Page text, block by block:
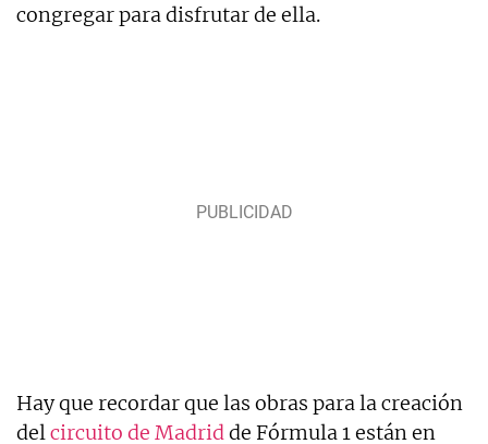
congregar para disfrutar de ella.
Hay que recordar que las obras para la creación
delcircuito de Madridde Fórmula 1 están en